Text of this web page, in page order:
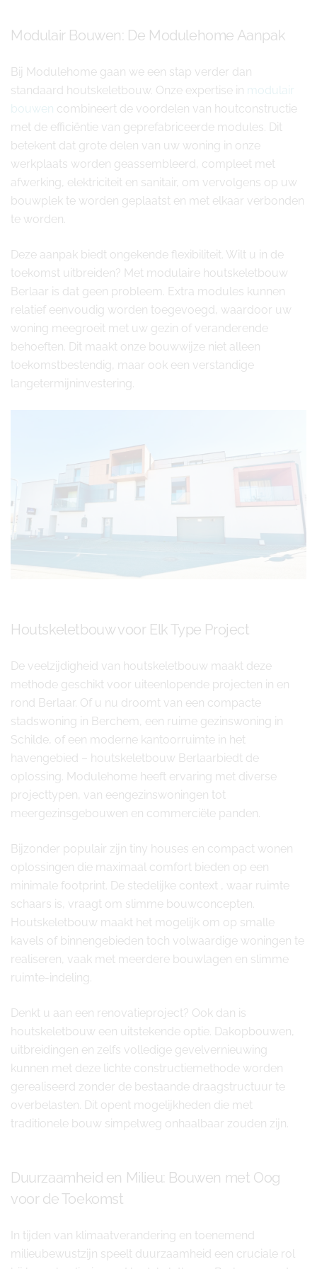
Modulair Bouwen: De Modulehome Aanpak
Bij Modulehome gaan we een stap verder dan
standaard houtskeletbouw. Onze expertise in modulair
bouwen combineert de voordelen van houtconstructie
met de efficiëntie van geprefabriceerde modules. Dit
betekent dat grote delen van uw woning in onze
werkplaats worden geassembleerd, compleet met
afwerking, elektriciteit en sanitair, om vervolgens op uw
bouwplek te worden geplaatst en met elkaar verbonden
te worden.
Deze aanpak biedt ongekende flexibiliteit. Wilt u in de
toekomst uitbreiden? Met modulaire houtskeletbouw
Berlaar is dat geen probleem. Extra modules kunnen
relatief eenvoudig worden toegevoegd, waardoor uw
woning meegroeit met uw gezin of veranderende
behoeften. Dit maakt onze bouwwijze niet alleen
toekomstbestendig, maar ook een verstandige
langetermijninvestering.
Houtskeletbouw voor Elk Type Project
De veelzijdigheid van houtskeletbouw maakt deze
methode geschikt voor uiteenlopende projecten in en
rond Berlaar. Of u nu droomt van een compacte
stadswoning in Berchem, een ruime gezinswoning in
Schilde, of een moderne kantoorruimte in het
havengebied – houtskeletbouw Berlaarbiedt de
oplossing. Modulehome heeft ervaring met diverse
projecttypen, van eengezinswoningen tot
meergezinsgebouwen en commerciële panden.
Bijzonder populair zijn tiny houses en compact wonen
oplossingen die maximaal comfort bieden op een
minimale footprint. De stedelijke context , waar ruimte
schaars is, vraagt om slimme bouwconcepten.
Houtskeletbouw maakt het mogelijk om op smalle
kavels of binnengebieden toch volwaardige woningen te
realiseren, vaak met meerdere bouwlagen en slimme
ruimte-indeling.
Denkt u aan een renovatieproject? Ook dan is
houtskeletbouw een uitstekende optie. Dakopbouwen,
uitbreidingen en zelfs volledige gevelvernieuwing
kunnen met deze lichte constructiemethode worden
gerealiseerd zonder de bestaande draagstructuur te
overbelasten. Dit opent mogelijkheden die met
traditionele bouw simpelweg onhaalbaar zouden zijn.
Duurzaamheid en Milieu: Bouwen met Oog
voor de Toekomst
In tijden van klimaatverandering en toenemend
milieubewustzijn speelt duurzaamheid een cruciale rol